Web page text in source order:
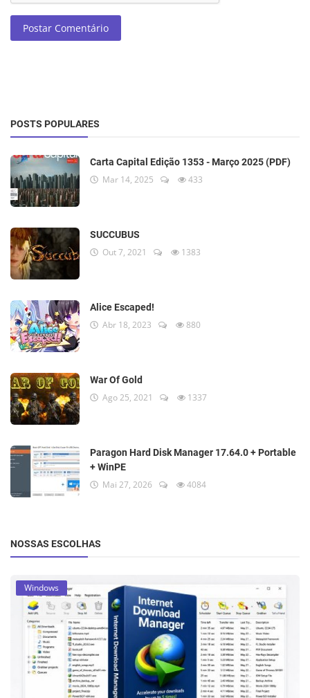
Postar Comentário
POSTS POPULARES
Carta Capital Edição 1353 - Março 2025 (PDF)
Mar 14, 2025 433
SUCCUBUS
Out 7, 2021 1383
Alice Escaped!
Abr 18, 2023 880
War Of Gold
Ago 25, 2021 1337
Paragon Hard Disk Manager 17.64.0 + Portable
+ WinPE
Mai 27, 2026 4084
NOSSAS ESCOLHAS
Windows